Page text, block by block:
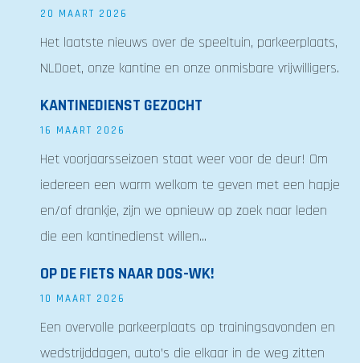
20 MAART 2026
Het laatste nieuws over de speeltuin, parkeerplaats,
NLDoet, onze kantine en onze onmisbare vrijwilligers.
KANTINEDIENST GEZOCHT
16 MAART 2026
Het voorjaarsseizoen staat weer voor de deur! Om
iedereen een warm welkom te geven met een hapje
en/of drankje, zijn we opnieuw op zoek naar leden
die een kantinedienst willen...
OP DE FIETS NAAR DOS-WK!
10 MAART 2026
Een overvolle parkeerplaats op trainingsavonden en
wedstrijddagen, auto’s die elkaar in de weg zitten